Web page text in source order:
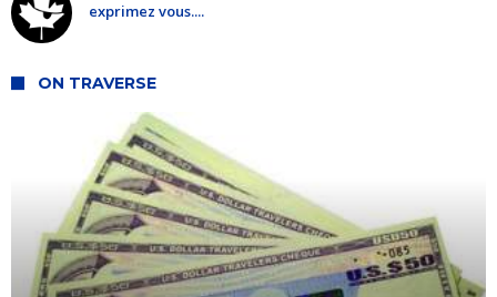
exprimez vous....
ON TRAVERSE